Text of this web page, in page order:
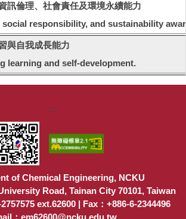
訊倫理、社會責任及環境永續能力
social responsibility, and sustainability
與自我成長能力
learning and self-development.
:::
of Chemical Engineering, NCKU
Road, Tainan City 70101, Taiwan
ext.62600 | Fax：+886-6-2344496
：em62600@ncku.edu.tw